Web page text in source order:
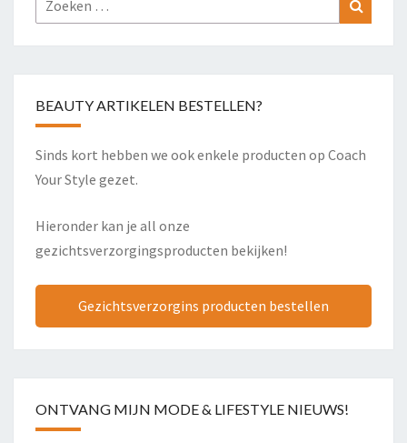
naar:
BEAUTY ARTIKELEN BESTELLEN?
Sinds kort hebben we ook enkele producten op Coach
Your Style gezet.
Hieronder kan je all onze
gezichtsverzorgingsproducten bekijken!
Gezichtsverzorgins producten bestellen
ONTVANG MIJN MODE & LIFESTYLE NIEUWS!